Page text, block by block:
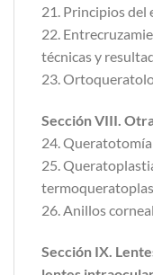
21. Principios del
22.
técnicas y
23.
Sección VIII.
24.
25.
26. Anillos
Sección IX.